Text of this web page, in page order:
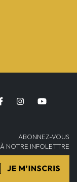
ABONNEZ-VOUS
À NOTRE INFOLETTRE